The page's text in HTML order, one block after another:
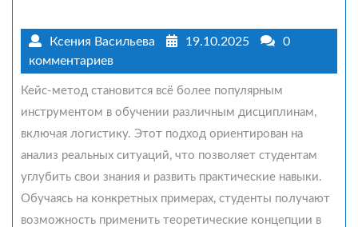
Ксения Васильева 19.10.2025
0
комментариев
Кейс-метод становится всё более популярным
инструментом в обучении различным дисциплинам,
включая логистику. Этот подход ориентирован на
анализ реальных ситуаций, что позволяет студентам
углубить свои знания и развить практические навыки.
Обучаясь на конкретных примерах, студенты получают
возможность применить теоретические концепции в